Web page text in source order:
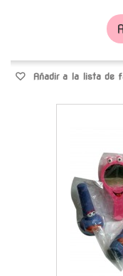
Añadir a la lista de